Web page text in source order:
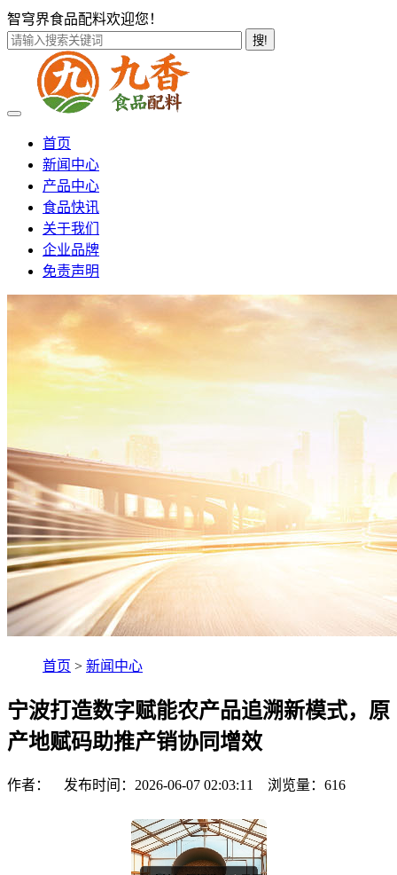
智穹界食品配料欢迎您！
搜!
首页
新闻中心
产品中心
食品快讯
关于我们
企业品牌
免责声明
首页 > 新闻中心
宁波打造数字赋能农产品追溯新模式，原
产地赋码助推产销协同增效
作者： 发布时间：2026-06-07 02:03:11 浏览量： 616